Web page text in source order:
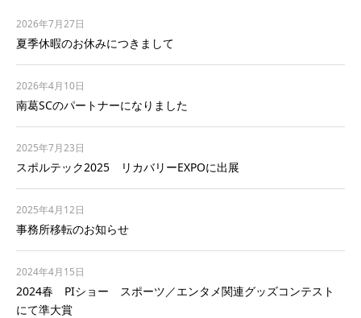
夏季休暇のお休みにつきまして
2026年7月27日
南葛SCのパートナーになりました
2026年4月10日
スポルテック2025 リカバリーEXPOに出展
2025年7月23日
事務所移転のお知らせ
2025年4月12日
2024春 PIショー スポーツ／エンタメ関連グッズコンテスト
にて準大賞
2024年4月15日